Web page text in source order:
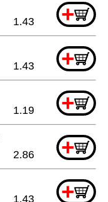
+
1.43
+
1.43
+
1.19
+
2.86
+
1.43